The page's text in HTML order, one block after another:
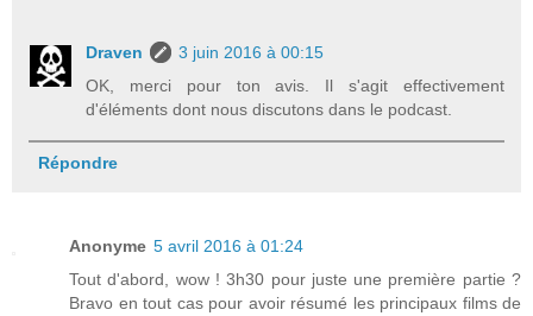
Draven
3 juin 2016 à 00:15
OK, merci pour ton avis. Il s'agit effectivement
d'éléments dont nous discutons dans le podcast.
Répondre
Anonyme 5 avril 2016 à 01:24
Tout d'abord, wow ! 3h30 pour juste une première partie ?
Bravo en tout cas pour avoir résumé les principaux films de